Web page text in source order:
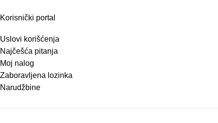
Korisnički portal
Uslovi korišćenja
Najčešća pitanja
Moj nalog
Zaboravljena lozinka
Narudžbine